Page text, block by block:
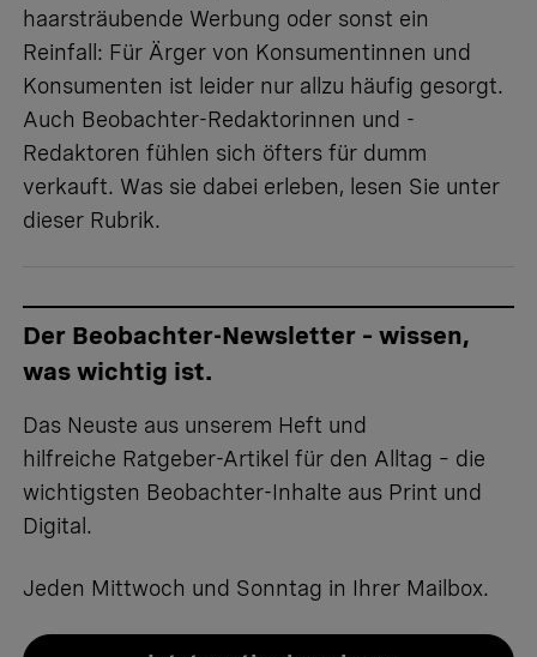
haarsträubende Werbung oder sonst ein
Reinfall: Für Ärger von Konsumentinnen und
Konsumenten ist leider nur allzu häufig gesorgt.
Auch Beobachter-Redaktorinnen und -
Redaktoren fühlen sich öfters für dumm
verkauft. Was sie dabei erleben, lesen Sie unter
dieser Rubrik.
Der Beobachter-Newsletter – wissen,
was wichtig ist.
Das Neuste aus unserem Heft und
hilfreiche Ratgeber-Artikel für den Alltag – die
wichtigsten Beobachter-Inhalte aus Print und
Digital.
Jeden Mittwoch und Sonntag in Ihrer Mailbox.